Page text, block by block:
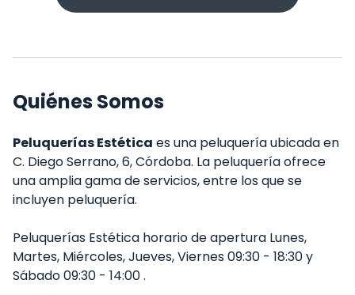
Quiénes Somos
Peluquerías Estética es una peluquería ubicada en
C. Diego Serrano, 6, Córdoba. La peluquería ofrece
una amplia gama de servicios, entre los que se
incluyen peluquería.
Peluquerías Estética horario de apertura Lunes,
Martes, Miércoles, Jueves, Viernes 09:30 - 18:30 y
Sábado 09:30 - 14:00 .